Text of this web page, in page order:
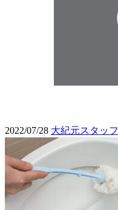
2022/07/28 大紀元スタッフ